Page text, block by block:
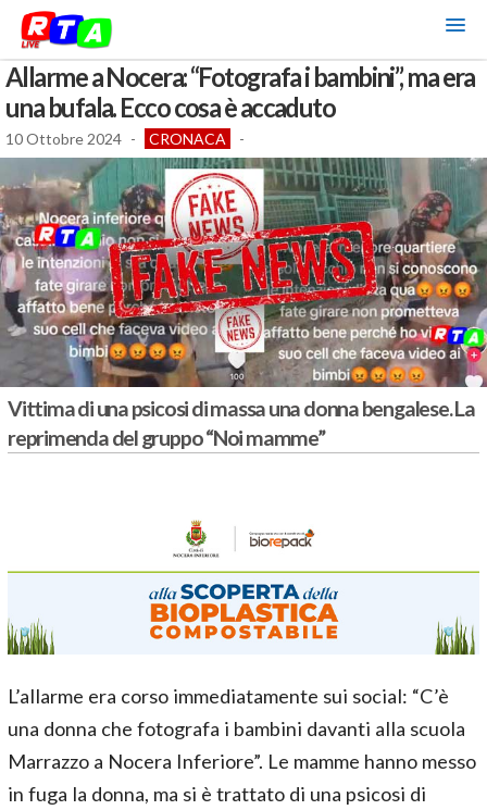
Allarme a Nocera: “Fotografa i bambini”, ma era
una bufala. Ecco cosa è accaduto
10 Ottobre 2024 - CRONACA -
Vittima di una psicosi di massa una donna bengalese. La
reprimenda del gruppo “Noi mamme”
L’allarme era corso immediatamente sui social: “C’è
una donna che fotografa i bambini davanti alla scuola
Marrazzo a Nocera Inferiore”. Le mamme hanno messo
in fuga la donna, ma si è trattato di una psicosi di